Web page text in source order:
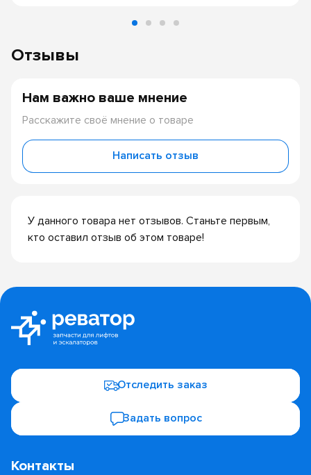
Отзывы
У данного товара нет отзывов. Станьте первым,
кто оставил отзыв об этом товаре!
Нам важно ваше мнение
Расскажите своё мнение о товаре
Написать отзыв
Отследить заказ
Задать вопрос
Контакты